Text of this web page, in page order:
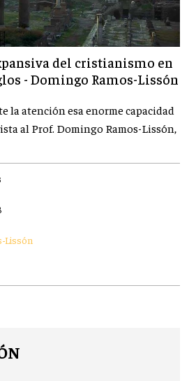
del cristianismo en
- Domingo Ramos-Lissón
la atención esa enorme capacidad
al Prof. Domingo Ramos-Lissón,
Lissón